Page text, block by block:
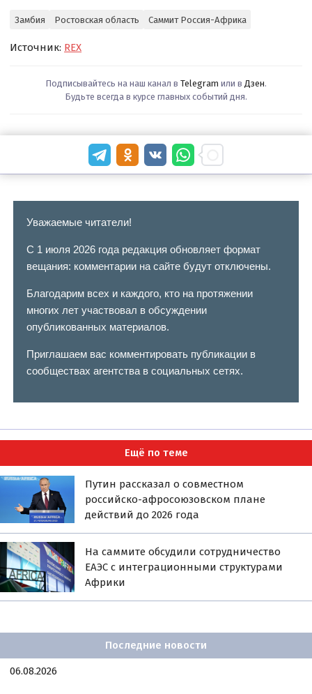
Замбия Ростовская область Саммит Россия-Африка
Источник: REX
Подписывайтесь на наш канал в Telegram или в Дзен.
Будьте всегда в курсе главных событий дня.
Уважаемые читатели!
С 1 июля 2026 года редакция обновляет формат
вещания: комментарии на сайте будут отключены.
Благодарим всех и каждого, кто на протяжении
многих лет участвовал в обсуждении
опубликованных материалов.
Приглашаем вас комментировать публикации в
сообществах агентства в социальных сетях.
Ещё по теме
Путин рассказал о совместном
российско-афросоюзовском плане
действий до 2026 года
На саммите обсудили сотрудничество
ЕАЭС с интеграционными структурами
Африки
Последние новости
06.08.2026